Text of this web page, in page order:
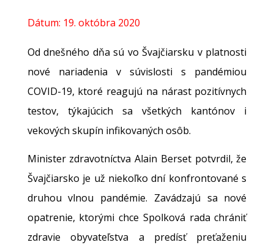
Dátum: 19. októbra 2020
Od dnešného dňa sú vo Švajčiarsku v platnosti
nové nariadenia v súvislosti s pandémiou
COVID-19, ktoré reagujú na nárast pozitívnych
testov, týkajúcich sa všetkých kantónov i
vekových skupín infikovaných osôb.
Minister zdravotníctva Alain Berset potvrdil, že
Švajčiarsko je už niekoľko dní konfrontované s
druhou vlnou pandémie. Zavádzajú sa nové
opatrenie, ktorými chce Spolková rada chrániť
zdravie obyvateľstva a predísť preťaženiu